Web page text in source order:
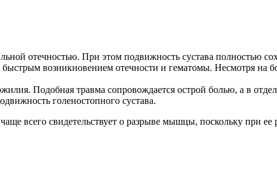
отечностью. При этом подвижность сустава полностью
возникновением отечности и гематомы. Несмотря на
Подобная травма сопровождается острой болью, а в
голеностопного сустава.
всего свидетельствует о разрыве мышцы, поскольку при ее